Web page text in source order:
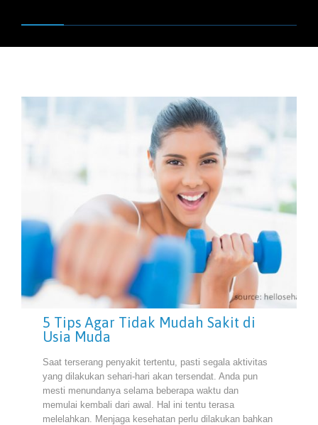
5 Tips Agar Tidak Mudah Sakit di
Usia Muda
Saat terserang penyakit tertentu, pasti segala aktivitas
yang dilakukan sehari-hari akan tersendat. Anda pun
mesti menundanya selama beberapa waktu dan
memulai kembali dari awal. Hal ini tentu terasa
melelahkan. Menjaga kesehatan perlu dilakukan bahkan